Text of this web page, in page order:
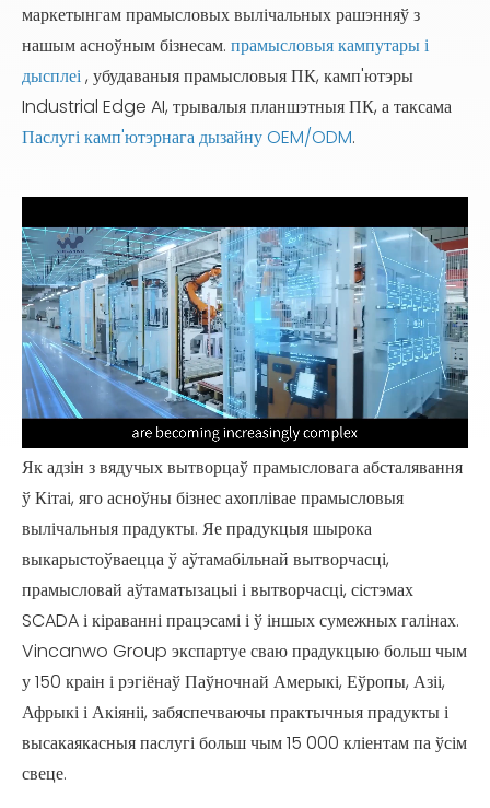
маркетынгам прамысловых вылічальных рашэнняў з
нашым асноўным бізнесам. прамысловыя кампутары і
дысплеі, убудаваныя прамысловыя ПК, камп'ютэры
Industrial Edge AI, трывалыя планшэтныя ПК, а таксама
Паслугі камп'ютэрнага дызайну OEM/ODM.
Loaded:
Як адзін з вядучых вытворцаў прамысловага абсталявання
ў Кітаі, яго асноўны бізнес ахоплівае прамысловыя
вылічальныя прадукты. Яе прадукцыя шырока
выкарыстоўваецца ў аўтамабільнай вытворчасці,
прамысловай аўтаматызацыі і вытворчасці, сістэмах
SCADA і кіраванні працэсамі і ў іншых сумежных галінах.
Vincanwo Group экспартуе сваю прадукцыю больш чым
у 150 краін і рэгіёнаў Паўночнай Амерыкі, Еўропы, Азіі,
Афрыкі і Акіяніі, забяспечваючы практычныя прадукты і
высакаякасныя паслугі больш чым 15 000 кліентам па ўсім
свеце.